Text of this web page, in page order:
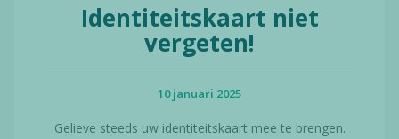
Identiteitskaart niet
vergeten!
10 januari 2025
Gelieve steeds uw identiteitskaart mee te brengen.